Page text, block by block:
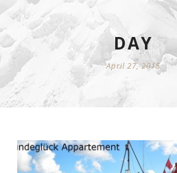
DAY
April 27, 2015